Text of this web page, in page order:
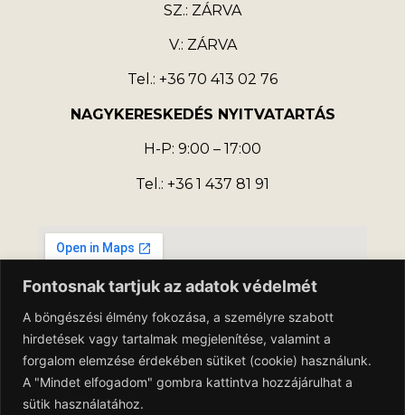
Fontosnak tartjuk az adatok védelmét
A böngészési élmény fokozása, a személyre szabott
hirdetések vagy tartalmak megjelenítése, valamint a
forgalom elemzése érdekében sütiket (cookie) használunk.
A "Mindet elfogadom" gombra kattintva hozzájárulhat a
sütik használatához.
SZ.: ZÁRVA
V.: ZÁRVA
Tel.: +36 70 413 02 76
NAGYKERESKEDÉS NYITVATARTÁS
H-P: 9:00 – 17:00
Tel.: +36 1 437 81 91